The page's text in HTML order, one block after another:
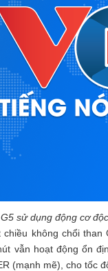
G5 sử dụng động cơ
không chổi than
vẫn hoạt động ổn
(mạnh mẽ), cho tốc